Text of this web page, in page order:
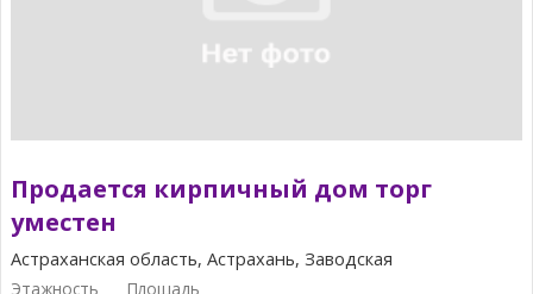
Продается кирпичный дом торг
уместен
Астраханская область, Астрахань, Заводская